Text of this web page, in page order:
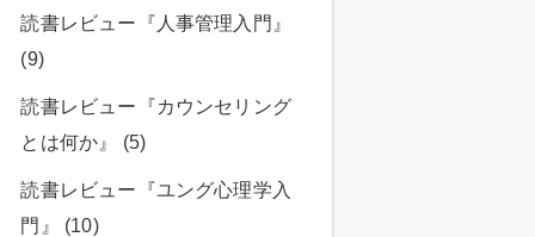
読書レビュー『人事管理入門』
(9)
読書レビュー『カウンセリング
とは何か』 (5)
読書レビュー『ユング心理学入
門』 (10)